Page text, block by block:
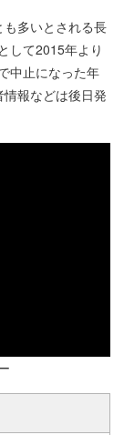
多いとされる長
して2015年より
中止になった年
報などは後日発